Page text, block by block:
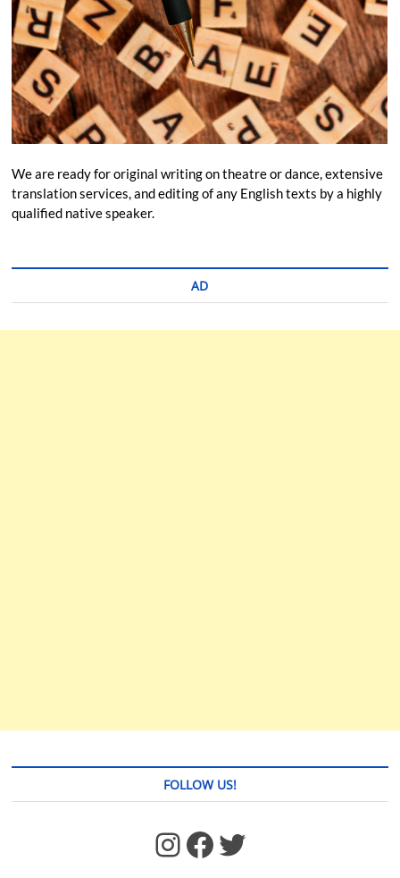
We are ready for original writing on theatre or dance, extensive
translation services, and editing of any English texts by a highly
qualified native speaker.
AD
FOLLOW US!
https://www.facebook.com/jstages/ Facebook Twitter